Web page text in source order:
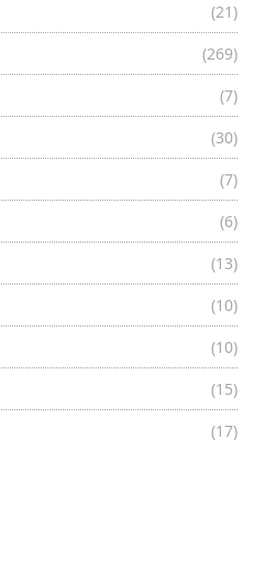
(21)
(269)
(7)
(30)
(7)
(6)
(13)
(10)
(10)
(15)
(17)